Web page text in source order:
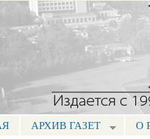
СМИ КБР
АРХИВ ГАЗЕТ О